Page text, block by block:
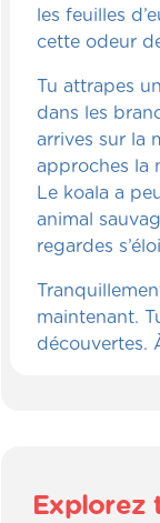
les feuilles
cette odeur
Tu attrapes
dans les
arrives sur la
approches la
Le koala a
animal
regardes
maintenant.
découvertes.
Explorez